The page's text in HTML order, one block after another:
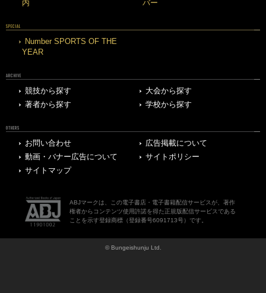
内
バー
SPECIAL
Number SPORTS OF THE
YEAR
ARCHIVE
競技から探す
大会から探す
著者から探す
学校から探す
OTHERS
お問い合わせ
広告掲載について
動画・バナー広告について
サイトポリシー
サイトマップ
ABJマークは、この電子書店・電子書籍配信サービスが、著作
権者からコンテンツ使用許諾を得た正規版配信サービスである
ことを示す登録商標（登録番号6091713号）です。
© Bungeishunju Ltd.